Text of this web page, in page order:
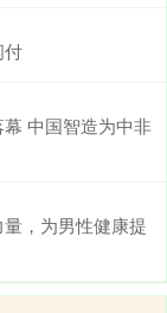
付
中国智造为中非
，为男性健康提